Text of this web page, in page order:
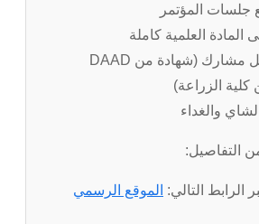
المؤتمر
المادة العلمية كاملة
شهادتين لكل مشارك (شهادة من DAAD
الزراعة)
والغداء
التفاصيل:
الرابط التالي: الموقع الرسمي